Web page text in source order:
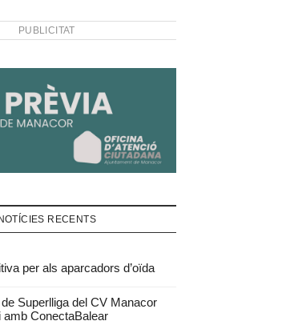
PUBLICITAT
RECENTS
per als aparcadors d’oïda
de Superlliga del CV Manacor
amb ConectaBalear